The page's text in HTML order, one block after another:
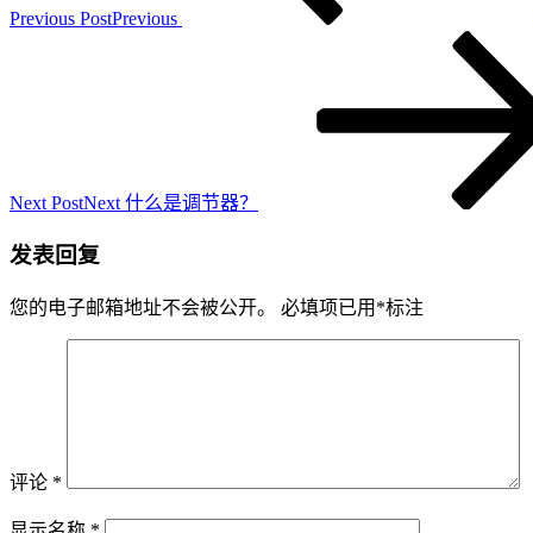
Previous PostPrevious
Next PostNext 什么是调节器？
发表回复
您的电子邮箱地址不会被公开。 必填项已用 *标注
评论 *